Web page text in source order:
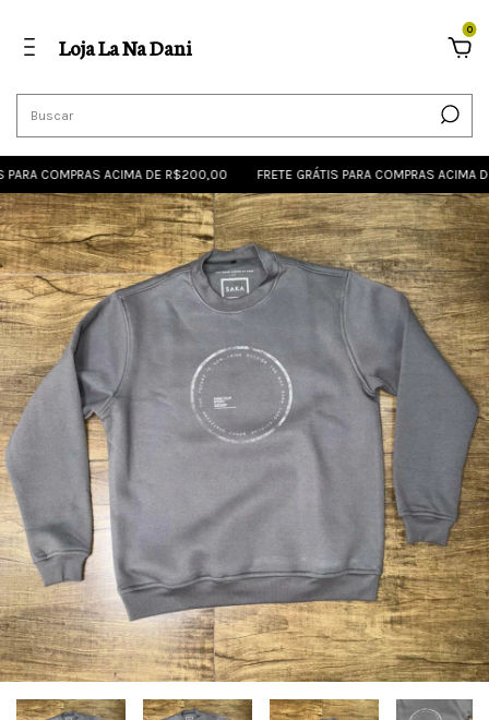
Loja La Na Dani
0
COMPRAS ACIMA DE R$200,00 FRETE GRÁTIS PARA COMPRAS ACIMA